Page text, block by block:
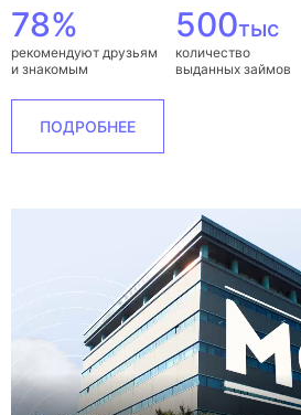
78%
рекомендуют друзьям
и знакомым
500тыс
количество
выданных займов
ПОДРОБНЕЕ